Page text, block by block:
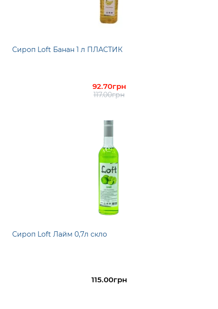
Сироп Loft Банан 1 л ПЛАСТИК
92.70грн
117.00грн
Сироп Loft Лайм 0,7л скло
115.00грн